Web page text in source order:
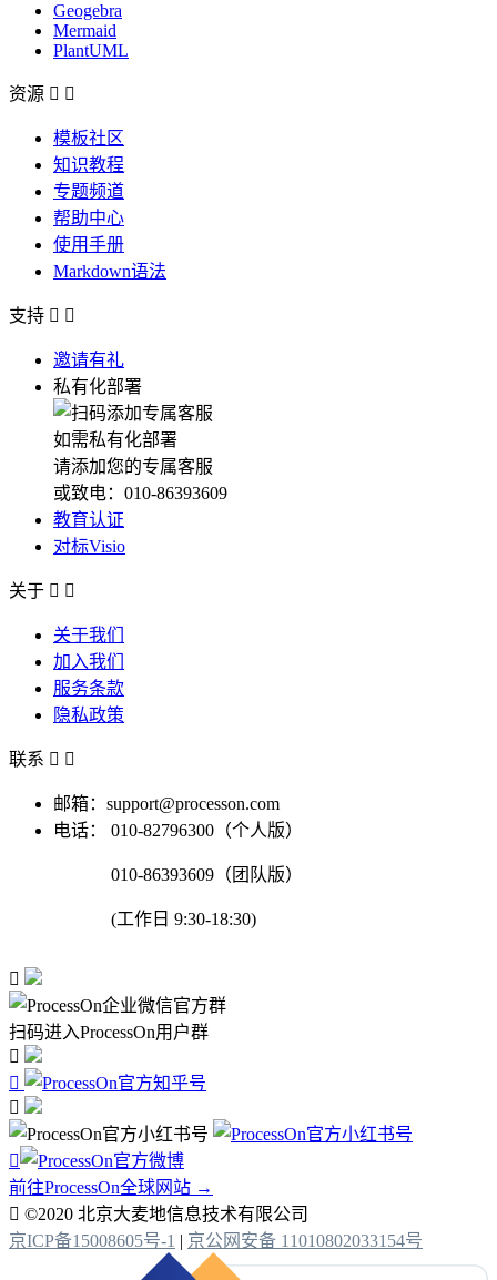
Geogebra
Mermaid
PlantUML
资源  
模板社区
知识教程
专题频道
帮助中心
使用手册
Markdown语法
支持  
邀请有礼
私有化部署
如需私有化部署
请添加您的专属客服
或致电：010-86393609
教育认证
对标Visio
关于  
关于我们
加入我们
服务条款
隐私政策
联系  
邮箱：support@processon.com
电话：
010-82796300（个人版）
010-86393609（团队版）
(工作日 9:30-18:30)

扫码进入ProcessOn用户群




前往ProcessOn全球网站 →
 ©2020 北京大麦地信息技术有限公司
京ICP备15008605号-1 | 京公网安备 11010802033154号